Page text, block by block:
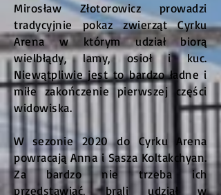
Mirosław Złotorowicz prowadzi
tradycyjnie pokaz zwierząt Cyrku
Arena w którym udział biorą
wielbłądy, lamy, osioł i kuc.
Niewątpliwie jest to bardzo ładne i
miłe zakończenie pierwszej części
widowiska.
W sezonie 2020 do Cyrku Arena
powracają Anna i Sasza Koltakchyan.
Za bardzo nie trzeba ich
przedstawiać, brali udział w